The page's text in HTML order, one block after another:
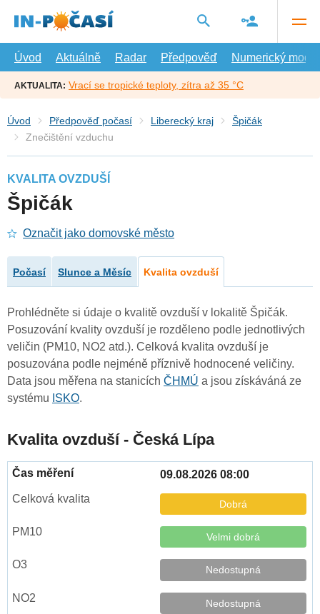
hlavní
Úvod
Aktuálně Radar Předpověď Numerický model
AKTUALITA: Vrací se tropické teploty, zítra až 35 °C
Úvod Předpověď počasí Liberecký kraj
Špičák
Znečištění vzduchu
KVALITA OVZDUŠÍ
Špičák
Označit jako domovské město
Počasí Slunce a Měsíc Kvalita ovzduší
Prohlédněte si údaje o kvalitě ovzduší v lokalitě Špičák.
Posuzování kvality ovzduší je rozděleno podle jednotlivých
veličin (PM10, NO2 atd.). Celková kvalita ovzduší je
posuzována podle nejméně příznivě hodnocené veličiny.
Data jsou měřena na stanicích ČHMÚ a jsou získáváná ze
systému ISKO.
Kvalita ovzduší - Česká Lípa
09.08.2026 08:00
Dobrá
Velmi dobrá
Nedostupná
Nedostupná